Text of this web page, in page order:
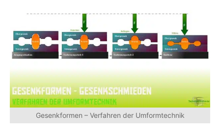
Gesenkformen – Verfahren der Umformtechnik